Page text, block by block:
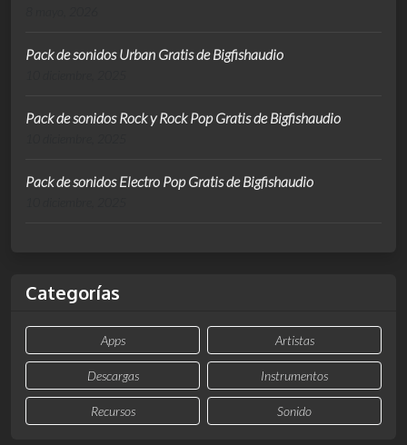
Pack de sonidos Urban Gratis de Bigfishaudio
Pack de sonidos Rock y Rock Pop Gratis de Bigfishaudio
Pack de sonidos Electro Pop Gratis de Bigfishaudio
Categorías
Apps Artistas
Descargas Instrumentos
Recursos Sonido